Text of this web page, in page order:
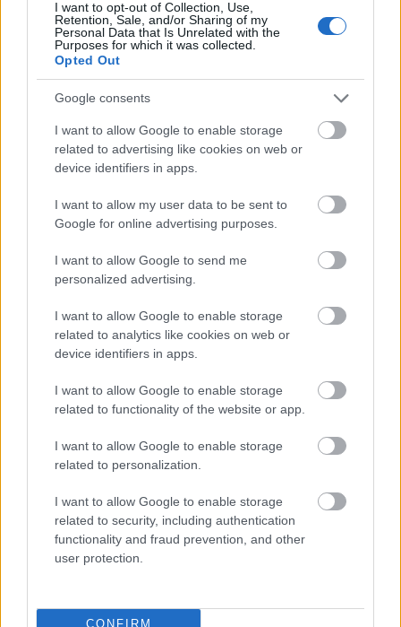
I want to opt-out of Collection, Use,
Retention, Sale, and/or Sharing of my
Personal Data that Is Unrelated with the
Purposes for which it was collected.
Opted Out
Google consents
I want to allow Google to enable storage
related to advertising like cookies on web or
device identifiers in apps.
I want to allow my user data to be sent to
Google for online advertising purposes.
I want to allow Google to send me
personalized advertising.
I want to allow Google to enable storage
related to analytics like cookies on web or
device identifiers in apps.
I want to allow Google to enable storage
related to functionality of the website or app.
I want to allow Google to enable storage
related to personalization.
I want to allow Google to enable storage
related to security, including authentication
functionality and fraud prevention, and other
user protection.
CONFIRM
Szigeten, a népszerű brit drum'n'bass
produkció, a Chase & Status, Chris Liebing
német techno zenész, és Sebastian Ingrosso,
a skandináv elektronikus zenei élet egyik
legfontosabb szereplője. Az Aréna kora esti
sávban fog koncertet adni az Afterhourse,
Olaszország egyik legismertebb rock
csapata, valamint Left Boy osztrák énekes-
producer.
tartozik a Blur, a Die Ärzte, a Seeed, Azealia
Banks, Nicky Romero, a Parov Stelar Band és
Forrás:MTI
Zene Sziget